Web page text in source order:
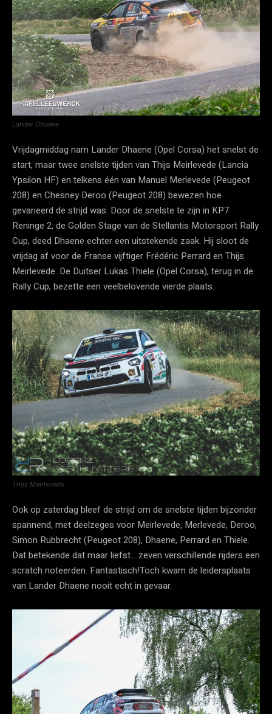
Lander Dhaene
Vrijdagmiddag nam Lander Dhaene (Opel Corsa) het snelst de
start, maar twee snelste tijden van Thijs Meirlevede (Lancia
Ypsilon HF) en telkens één van Manuel Merlevede (Peugeot
208) en Chesney Deroo (Peugeot 208) bewezen hoe
gevarieerd de strijd was. Door de snelste te zijn in KP7
Reninge 2, de Golden Stage van de Stellantis Motorsport Rally
Cup, deed Dhaene echter een uitstekende zaak. Hij sloot de
vrijdag af voor de Franse vijftiger Frédéric Perrard en Thijs
Meirlevede. De Duitser Lukas Thiele (Opel Corsa), terug in de
Rally Cup, bezette een veelbelovende vierde plaats.
Thijs Meirlevede
Ook op zaterdag bleef de strijd om de snelste tijden bijzonder
spannend, met deelzeges voor Meirlevede, Merlevede, Deroo,
Simon Rubbrecht (Peugeot 208), Dhaene, Perrard en Thiele.
Dat betekende dat maar liefst… zeven verschillende rijders een
scratch noteerden. Fantastisch!Toch kwam de leidersplaats
van Lander Dhaene nooit echt in gevaar.